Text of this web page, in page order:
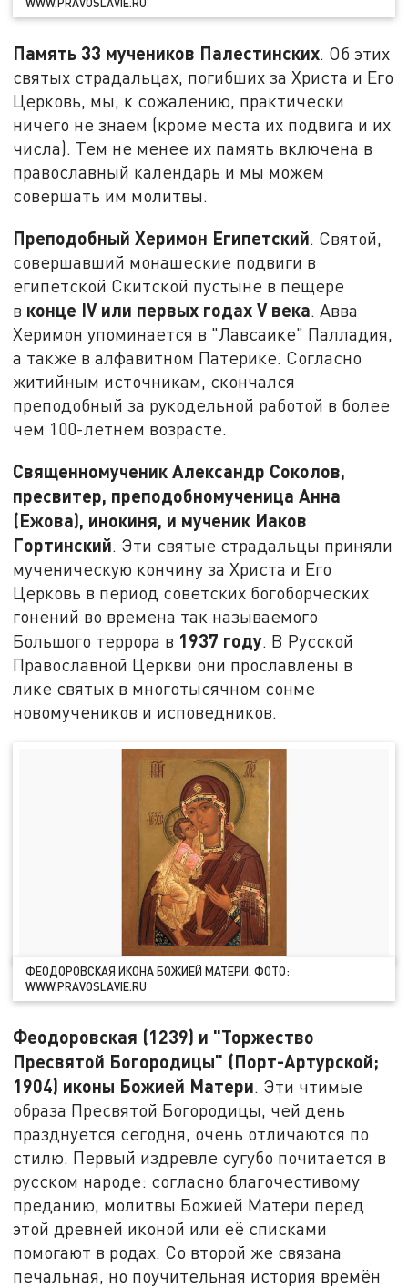
Память 33 мучеников Палестинских. Об этих
святых страдальцах, погибших за Христа и Его
Церковь, мы, к сожалению, практически
ничего не знаем (кроме места их подвига и их
числа). Тем не менее их память включена в
православный календарь и мы можем
совершать им молитвы.
Преподобный Херимон Египетский. Святой,
совершавший монашеские подвиги в
египетской Скитской пустыне в пещере
в конце IV или первых годах V века. Авва
Херимон упоминается в "Лавсаике" Палладия,
а также в алфавитном Патерике. Согласно
житийным источникам, скончался
преподобный за рукодельной работой в более
чем 100-летнем возрасте.
Священномученик Александр Соколов,
пресвитер, преподобномученица Анна
(Ежова), инокиня, и мученик Иаков
Гортинский. Эти святые страдальцы приняли
мученическую кончину за Христа и Его
Церковь в период советских богоборческих
гонений во времена так называемого
Большого террора в 1937 году. В Русской
Православной Церкви они прославлены в
лике святых в многотысячном сонме
новомучеников и исповедников.
ФЕОДОРОВСКАЯ ИКОНА БОЖИЕЙ МАТЕРИ. ФОТО:
WWW.PRAVOSLAVIE.RU
Феодоровская (1239) и "Торжество
Пресвятой Богородицы" (Порт-Артурской;
1904) иконы Божией Матери. Эти чтимые
образа Пресвятой Богородицы, чей день
празднуется сегодня, очень отличаются по
стилю. Первый издревле сугубо почитается в
русском народе: согласно благочестивому
преданию, молитвы Божией Матери перед
этой древней иконой или её списками
помогают в родах. Со второй же связана
печальная, но поучительная история времён